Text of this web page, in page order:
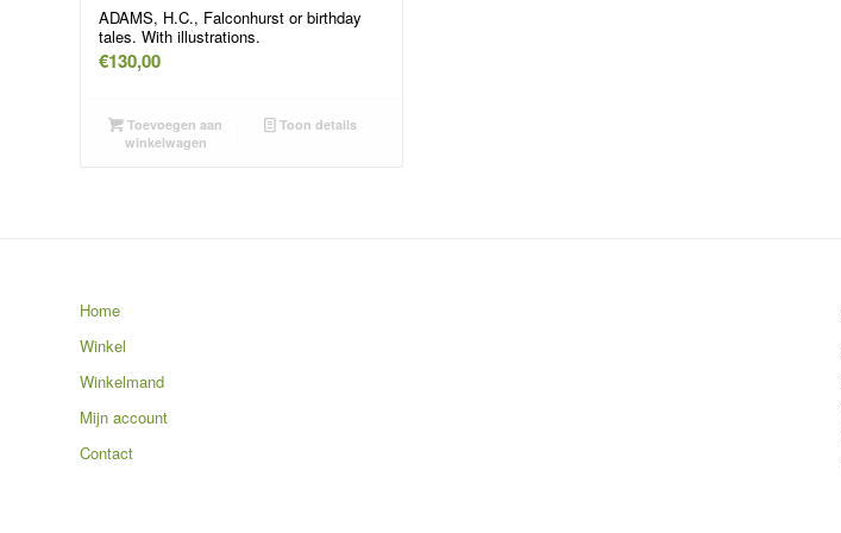
ADAMS, H.C., Falconhurst or birthday
tales. With illustrations.
€130,00
Toevoegen aan
winkelwagen
Toon details
Home
Winkel
Winkelmand
Mijn account
Contact